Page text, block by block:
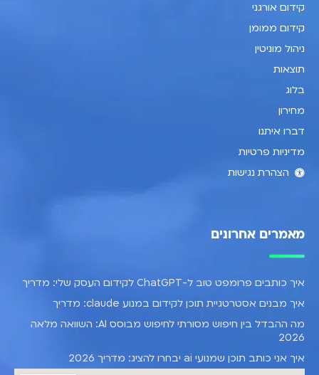
קידום אורגני
קידום ממומן
ניהול מוניטין
תוצאות
בלוג
מחירון
דברו איתנו
מדיניות פרטיות
הצהרת נגישות
מאמרים אחרונים
איך כותבים פרומפט טוב ל-ChatGPT לקידום העסק שלי: מדריך
איך מבנים אסטרטגיית תוכן לקידום במנוע claude: מדריך
מה ההבדל בין חיפוש מסורתי לחיפוש מבוסס AI: השוואה מלאה
2026
איך אני כותב תוכן שמנועי ai יבחרו להציג: מדריך 2026